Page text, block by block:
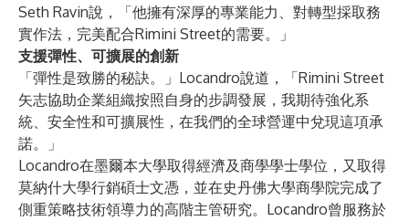
Seth Ravin說，「他擁有深厚的專業能力、對轉型採取務
實作法，完美配合Rimini Street的需要。」
支援彈性、可擴展的創新
「彈性是致勝的秘訣。」Locandro說道，「Rimini Street
矢志協助企業組織按照自身的步調發展，我期待強化系
統、安全性和可擴展性，在我們的全球營運中兌現這項承
諾。」
Locandro在墨爾本大學取得經濟及商學學士學位，又取得
莫納什大學行銷碩士文憑，並在史丹佛大學商學院完成了
側重策略技術領導力的高階主管研究。Locandro曾服務於